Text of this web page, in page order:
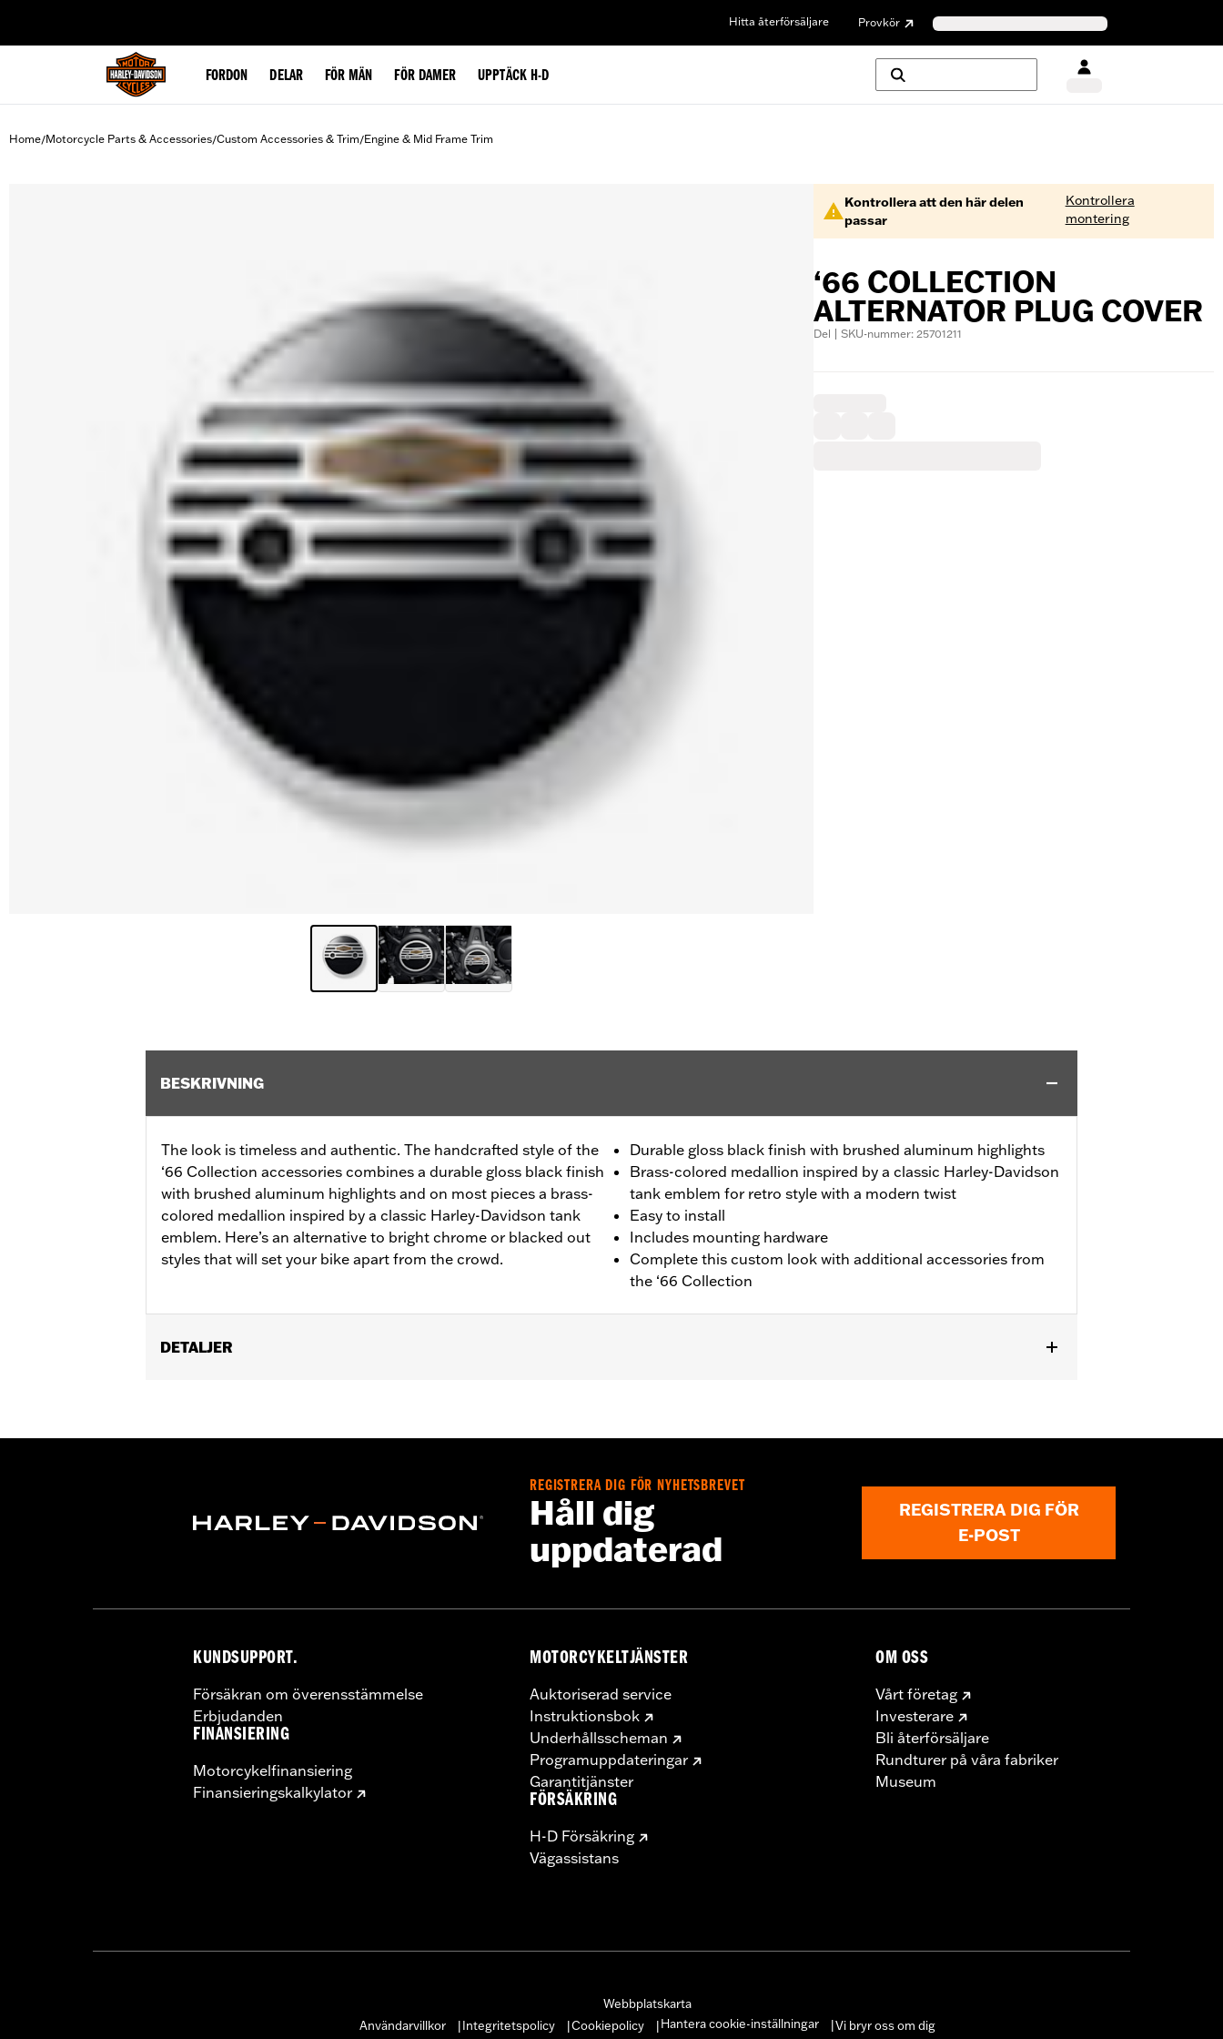
Hitta återförsäljare Provkör
FORDON DELAR FÖR MÄN FÖR DAMER UPPTÄCK H-D
Home/Motorcycle Parts & Accessories/Custom Accessories & Trim/Engine & Mid Frame Trim
Kontrollera att den här delen
passar
Kontrollera
montering
‘66 COLLECTION
ALTERNATOR PLUG COVER
Del | SKU-nummer: 25701211
BESKRIVNING
The look is timeless and authentic. The handcrafted style of the
‘66 Collection accessories combines a durable gloss black finish
with brushed aluminum highlights and on most pieces a brass-
colored medallion inspired by a classic Harley-Davidson tank
emblem. Here’s an alternative to bright chrome or blacked out
styles that will set your bike apart from the crowd.
Durable gloss black finish with brushed aluminum highlights
Brass-colored medallion inspired by a classic Harley-Davidson
tank emblem for retro style with a modern twist
Easy to install
Includes mounting hardware
Complete this custom look with additional accessories from
the ‘66 Collection
DETALJER
Collection:'66 Collection
Alternator Plug Cover, O-ring and installation instructionsREGISTRERA DIG FÖR NYHETSBREVET
Håll dig
uppdaterad
REGISTRERA DIG FÖR
E-POST
KUNDSUPPORT.
Försäkran om överensstämmelse
Erbjudanden
FINANSIERING
Motorcykelfinansiering
Finansieringskalkylator
MOTORCYKELTJÄNSTER
Auktoriserad service
Instruktionsbok
Underhållsscheman
Programuppdateringar
Garantitjänster
FÖRSÄKRING
H-D Försäkring
Vägassistans
OM OSS
Vårt företag
Investerare
Bli återförsäljare
Rundturer på våra fabriker
Museum
Webbplatskarta
Användarvillkor
Integritetspolicy Cookiepolicy Hantera cookie-inställningar Vi bryr oss om dig